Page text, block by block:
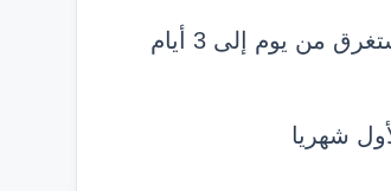
عملية فتح الحساب والتحقق أطول من المنافسين وقد تستغرق من يوم إلى 3 أيام